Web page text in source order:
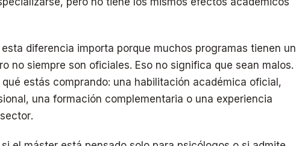
diferencia importa porque muchos programas tienen un
no siempre son oficiales. Eso no significa que sean malos.
estás comprando: una habilitación académica oficial,
una formación complementaria o una experiencia